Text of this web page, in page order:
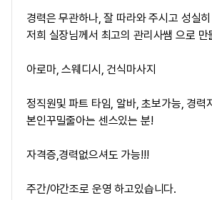
경력은 무관하나, 잘 따라와 주시고 성실
저희 실장님께서 최고의 관리사쌤 으로 만
아로마, 스웨디시, 건식마사지
정직원및 파트 타임, 알바, 초보가능, 경력
본인꾸밀줄아는 센스있는 분!
자격증,경력없으셔도 가능!!!
주간/야간조로 운영 하고있습니다.